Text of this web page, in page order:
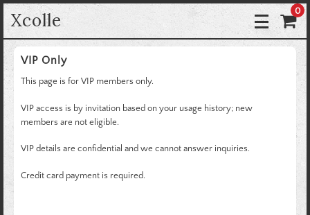
Xcolle 0
VIP Only
This page is for VIP members only.
VIP access is by invitation based on your usage history; new
members are not eligible.
VIP details are confidential and we cannot answer inquiries.
Credit card payment is required.